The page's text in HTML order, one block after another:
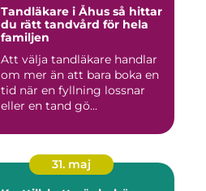
Tandläkare i Åhus så hittar
du rätt tandvård för hela
familjen
Att välja tandläkare handlar
om mer än att bara boka en
tid när en fyllning lossnar
eller en tand gö...
31. maj